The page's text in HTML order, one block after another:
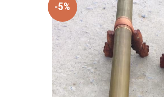
-5%